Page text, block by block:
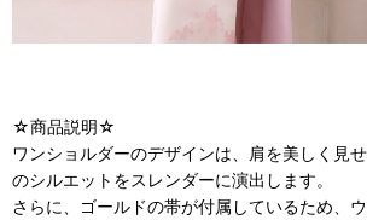
☆商品説明☆
ワンショルダーのデザインは、肩を美しく見
のシルエットをスレンダーに演出します。
さらに、ゴールドの帯が付属しているため、